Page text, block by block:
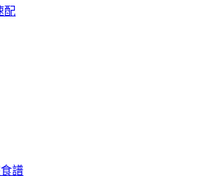
配
譜